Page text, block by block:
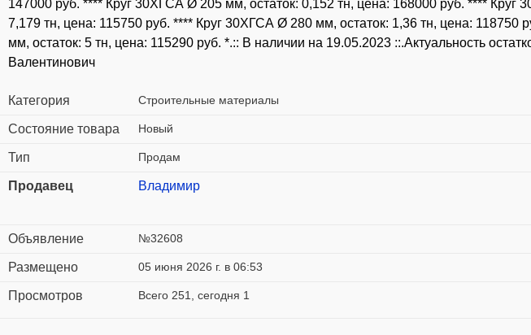
147000 руб. **** Круг 30ХГСА Ø 205 мм, остаток: 0,152 тн, цена: 168000 руб. ****
7,179 тн, цена: 115750 руб. **** Круг 30ХГСА Ø 280 мм, остаток: 1,36 тн, цена:
мм, остаток: 5 тн, цена: 115290 руб. *.:: В наличии на 19.05.2023 ::.Актуальность
Валентинович
Категория Строительные материалы
Состояние товара Новый
Тип Продам
Продавец Владимир
Объявление №32608
Размещено 05 июня 2026 г. в 06:53
Просмотров Всего 251, сегодня 1